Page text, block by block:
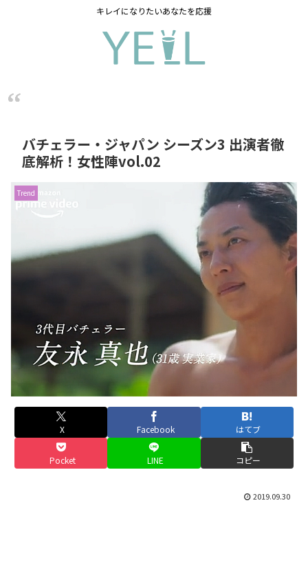
キレイになりたいあなたを応援
バチェラー・ジャパン シーズン3 出演者徹
底解析！女性陣vol.02
Trend
X Facebook はてブ
Pocket LINE コピー
2019.09.30